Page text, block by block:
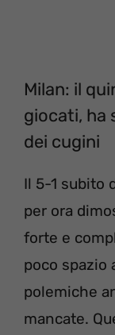
Milan: il
giocati, ha
dei cugini
Il 5-1 subito
per ora
forte e
poco spazio
polemiche
mancate.